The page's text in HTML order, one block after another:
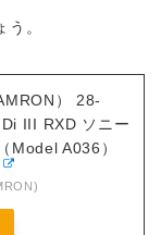
。
） 28-
III RXD ソニー
Model A036）